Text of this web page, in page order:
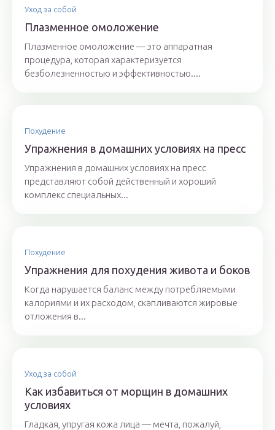
Уход за собой
Плазменное омоложение
Плазменное омоложение — это аппаратная
процедура, которая характеризуется
безболезненностью и эффективностью....
Похудение
Упражнения в домашних условиях на пресс
Упражнения в домашних условиях на пресс
представляют собой действенный и хороший
комплекс специальных...
Похудение
Упражнения для похудения живота и боков
Когда нарушается баланс между потребляемыми
калориями и их расходом, скапливаются жировые
отложения в...
Уход за собой
Как избавиться от морщин в домашних
условиях
Гладкая, упругая кожа лица — мечта, пожалуй,